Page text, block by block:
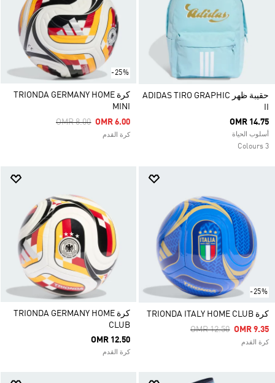
حقيبة ظهر ADIDAS TIRO GRAPHIC
OMR 14.75
أسلوب الحياة
3 Colours
-25%
كرة TRIONDA GERMANY HOME
MINI
Price Reduced From
OMR 8.00ToOMR 6.00
كرة القدم
-25%
كرة TRIONDA ITALY HOME CLUB
Price Reduced From
OMR 12.50ToOMR 9.35
كرة القدم
كرة TRIONDA GERMANY HOME
CLUB
OMR 12.50
كرة القدم